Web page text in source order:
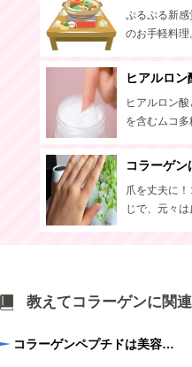
ぷるぷる新
のお手軽料理
ヒアルロン
を含むムコ多
コラーゲ
爪を丈夫に
じで、元々
教えてコラーゲンに関
コラーゲンペプチドは美容の救世主？